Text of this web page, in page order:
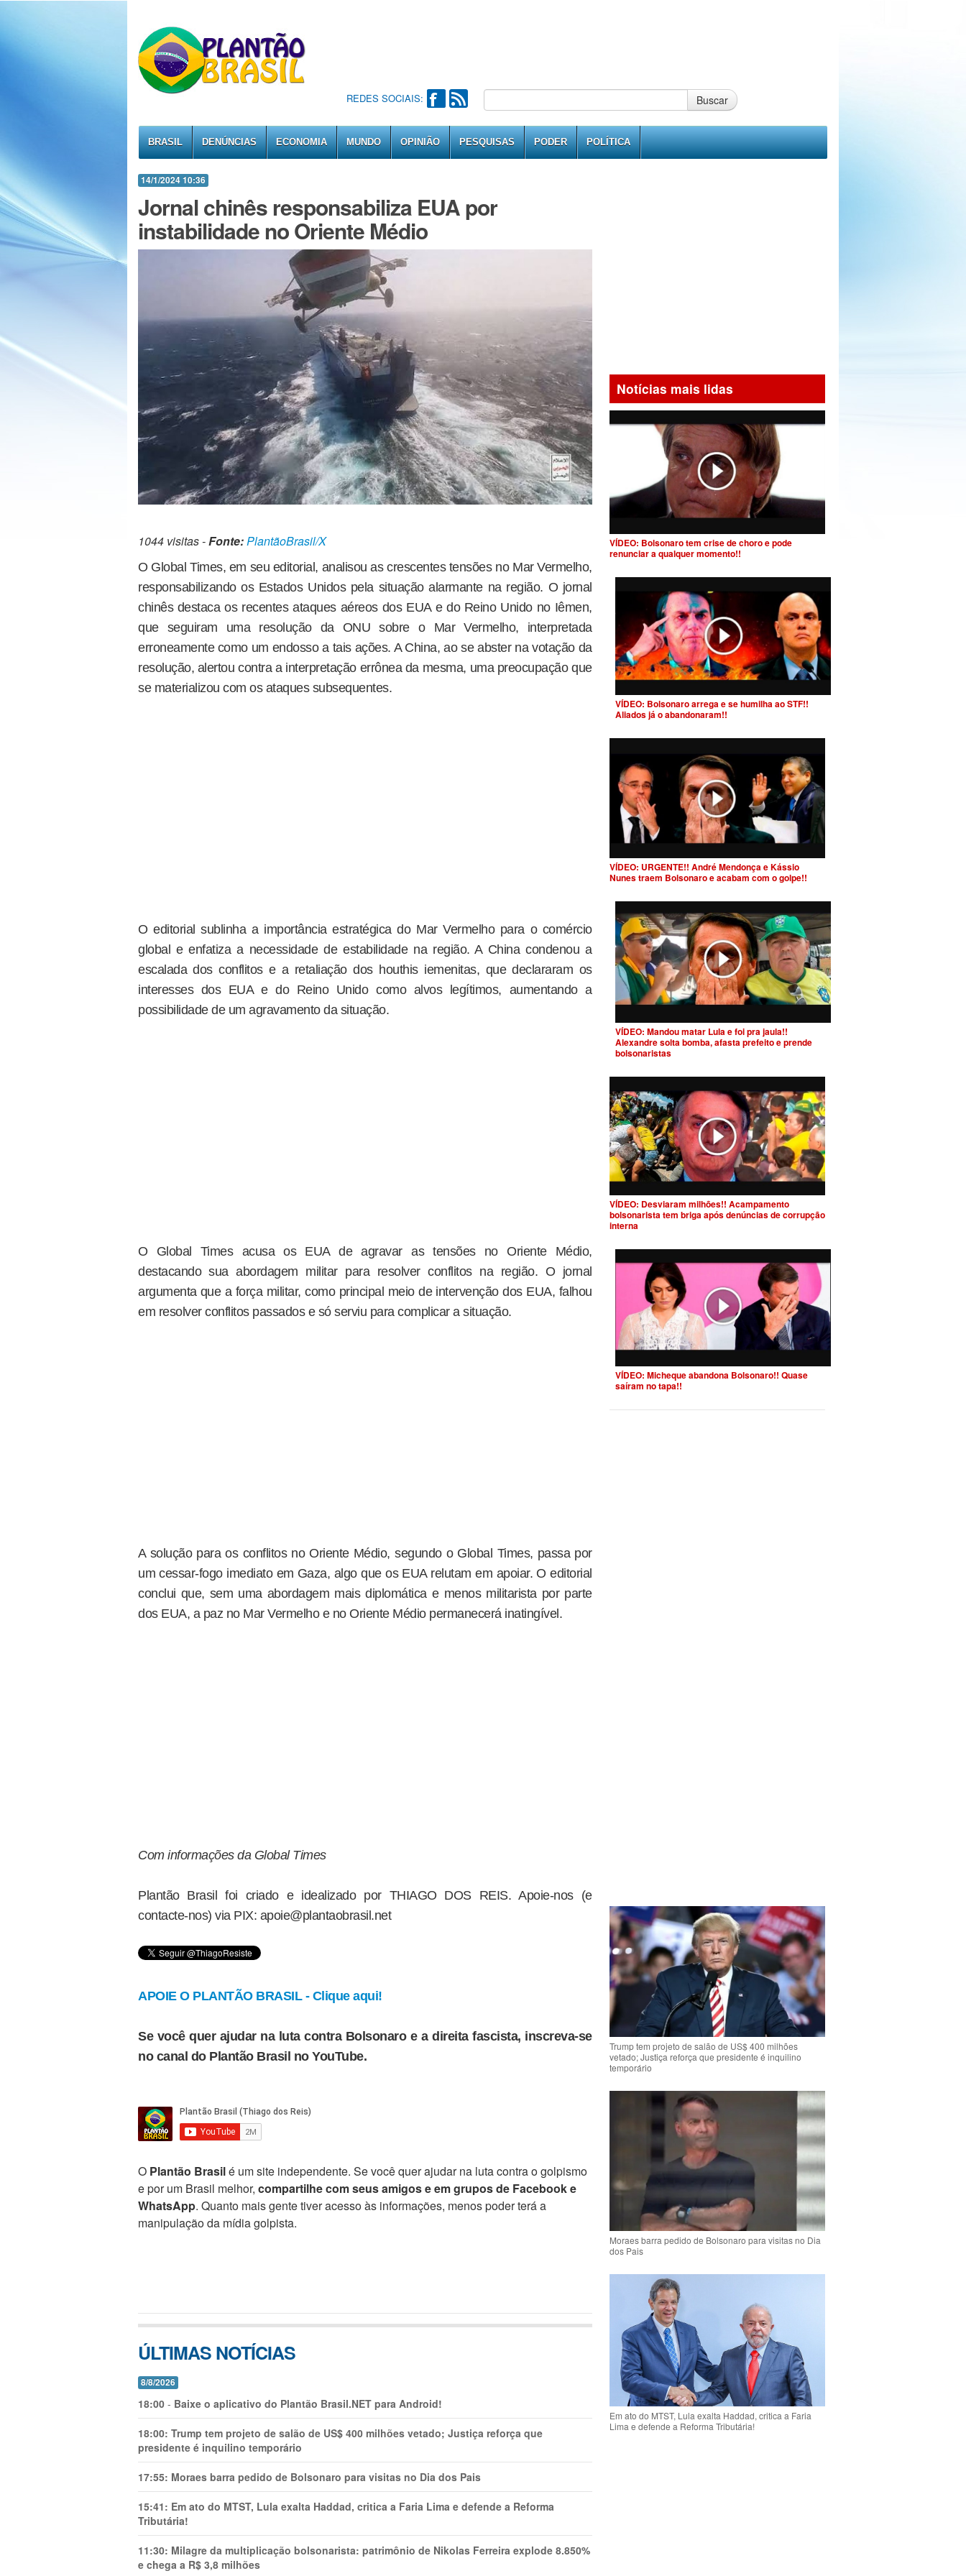
REDES SOCIAIS: Buscar
BRASIL DENÚNCIAS ECONOMIA MUNDO OPINIÃO PESQUISAS PODER POLÍTICA
14/1/2024 10:36
Jornal chinês responsabiliza EUA por
instabilidade no Oriente Médio
1044 visitas -Fonte:PlantãoBrasil/X
O Global Times, em seu editorial, analisou as crescentes tensões no Mar Vermelho,
responsabilizando os Estados Unidos pela situação alarmante na região. O jornal
chinês destaca os recentes ataques aéreos dos EUA e do Reino Unido no Iêmen,
que seguiram uma resolução da ONU sobre o Mar Vermelho, interpretada
erroneamente como um endosso a tais ações. A China, ao se abster na votação da
resolução, alertou contra a interpretação errônea da mesma, uma preocupação que
se materializou com os ataques subsequentes.
O editorial sublinha a importância estratégica do Mar Vermelho para o comércio
global e enfatiza a necessidade de estabilidade na região. A China condenou a
escalada dos conflitos e a retaliação dos houthis iemenitas, que declararam os
interesses dos EUA e do Reino Unido como alvos legítimos, aumentando a
possibilidade de um agravamento da situação.
O Global Times acusa os EUA de agravar as tensões no Oriente Médio,
destacando sua abordagem militar para resolver conflitos na região. O jornal
argumenta que a força militar, como principal meio de intervenção dos EUA, falhou
em resolver conflitos passados e só serviu para complicar a situação.
A solução para os conflitos no Oriente Médio, segundo o Global Times, passa por
um cessar-fogo imediato em Gaza, algo que os EUA relutam em apoiar. O editorial
conclui que, sem uma abordagem mais diplomática e menos militarista por parte
dos EUA, a paz no Mar Vermelho e no Oriente Médio permanecerá inatingível.
Com informações da Global Times
Plantão Brasil foi criado e idealizado por THIAGO DOS REIS. Apoie-nos (e
contacte-nos) via PIX: apoie@plantaobrasil.net
APOIE O PLANTÃO BRASIL - Clique aqui!
Se você quer ajudar na luta contra Bolsonaro e a direita fascista, inscreva-se
no canal do Plantão Brasil no YouTube.
O Plantão Brasilé um site independente. Se você quer ajudar na luta contra o golpismo
e por um Brasil melhor, compartilhe com seus amigos e em grupos de Facebook e
WhatsApp. Quanto mais gente tiver acesso às informações, menos poder terá a
manipulação da mídia golpista.
ÚLTIMAS NOTÍCIAS
8/8/2026
18:00 - Baixe o aplicativo do Plantão Brasil.NET para Android!
18:00: Trump tem projeto de salão de US$ 400 milhões vetado; Justiça reforça que
presidente é inquilino temporário
17:55: Moraes barra pedido de Bolsonaro para visitas no Dia dos Pais
15:41: Em ato do MTST, Lula exalta Haddad, critica a Faria Lima e defende a Reforma
Tributária!
11:30: Milagre da multiplicação bolsonarista: patrimônio de Nikolas Ferreira explode 8.850%
e chega a R$ 3,8 milhões
Notícias mais lidas
VÍDEO: Bolsonaro tem crise de choro e pode
renunciar a qualquer momento!!
VÍDEO: Bolsonaro arrega e se humilha ao STF!!
Aliados já o abandonaram!!
VÍDEO: URGENTE!! André Mendonça e Kássio
Nunes traem Bolsonaro e acabam com o golpe!!
VÍDEO: Mandou matar Lula e foi pra jaula!!
Alexandre solta bomba, afasta prefeito e prende
bolsonaristas
VÍDEO: Desviaram milhões!! Acampamento
bolsonarista tem briga após denúncias de corrupção
interna
VÍDEO: Micheque abandona Bolsonaro!! Quase
saíram no tapa!!
Trump tem projeto de salão de US$ 400 milhões
vetado; Justiça reforça que presidente é inquilino
temporário
Moraes barra pedido de Bolsonaro para visitas no Dia
dos Pais
Em ato do MTST, Lula exalta Haddad, critica a Faria
Lima e defende a Reforma Tributária!